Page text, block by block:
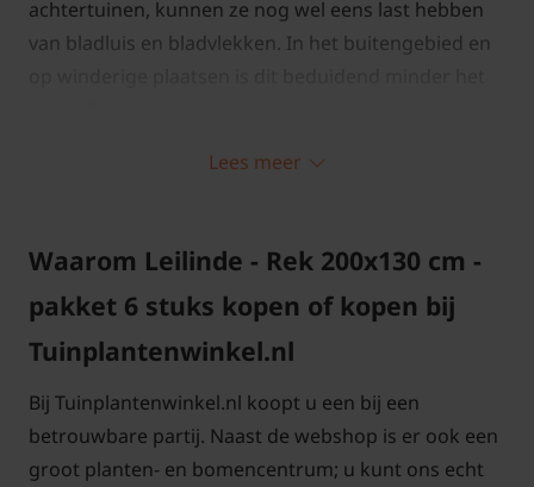
achtertuinen, kunnen ze nog wel eens last hebben
van bladluis en bladvlekken. In het buitengebied en
voor de leivorm van de Haagbeuk of Amberboom.
met de juiste keuze, jarenlang van de leibomen kunt
genieten!
De Lei-Tilia europaea 'Pallida' is gemakkelijk in het
onderhoud. Het hout is zacht en knipt of zaagt
Lees meer
Waarom Leilinde - Rek 200x130 cm -
pakket 6 stuks kopen of kopen bij
Tuinplantenwinkel.nl
Bij Tuinplantenwinkel.nl koopt u een bij een
betrouwbare partij. Naast de webshop is er ook een
groot planten- en bomencentrum; u kunt ons echt